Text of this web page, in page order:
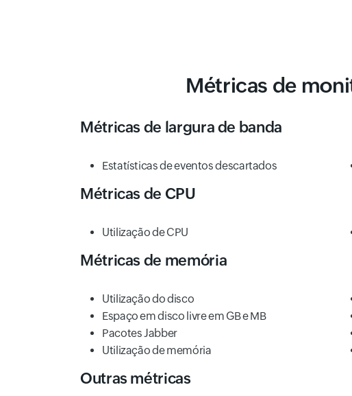
Métricas de
Métricas de largura de banda
Estatísticas de eventos descartados
Métricas de CPU
Utilização de CPU
Métricas de memória
Utilização do disco
Espaço em disco livre em GB e MB
Pacotes Jabber
Utilização de memória
Outras métricas